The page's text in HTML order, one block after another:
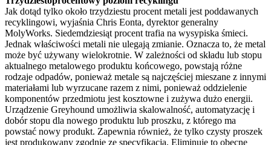
Jak dotąd tylko około trzydziestu procent metali jest poddawanych
recyklingowi, wyjaśnia Chris Eonta, dyrektor generalny
MolyWorks. Siedemdziesiąt procent trafia na wysypiska śmieci.
Jednak właściwości metali nie ulegają zmianie. Oznacza to, że metal
może być używany wielokrotnie. W zależności od składu lub stopu
aktualnego metalowego produktu końcowego, powstają różne
rodzaje odpadów, ponieważ metale są najczęściej mieszane z innymi
materiałami lub wyrzucane razem z nimi, ponieważ oddzielenie
komponentów przedmiotu jest kosztowne i zużywa dużo energii.
Urządzenie Greyhound umożliwia skalowalność, automatyzację i
dobór stopu dla nowego produktu lub proszku, z którego ma
powstać nowy produkt. Zapewnia również, że tylko czysty proszek
jest produkowany zgodnie ze specyfikacją. Eliminuje to obecne